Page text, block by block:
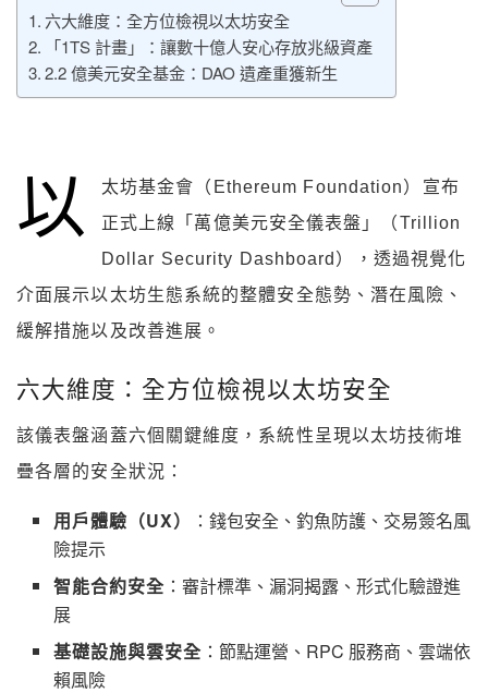
六大維度：全方位檢視以太坊安全
「1TS 計畫」：讓數十億人安心存放兆級資產
2.2 億美元安全基金：DAO 遺產重獲新生
以
太坊基金會（Ethereum Foundation）宣布
正式上線「萬億美元安全儀表盤」（Trillion
Dollar Security Dashboard），透過視覺化
介面展示以太坊生態系統的整體安全態勢、潛在風險、
緩解措施以及改善進展。
六大維度：全方位檢視以太坊安全
該儀表盤涵蓋六個關鍵維度，系統性呈現以太坊技術堆
疊各層的安全狀況：
用戶體驗（UX）
：錢包安全、釣魚防護、交易簽名風
險提示
智能合約安全 ：審計標準、漏洞揭露、形式化驗證進
展
基礎設施與雲安全 ：節點運營、RPC 服務商、雲端依
賴風險